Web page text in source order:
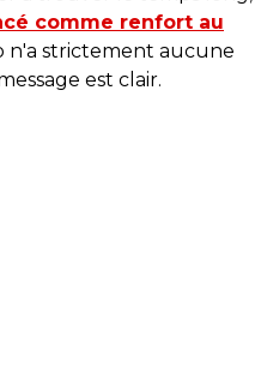
comme renfort au
n'a strictement aucune
est clair.